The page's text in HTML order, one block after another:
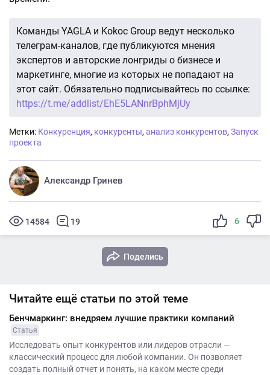
Команды YAGLA и Kokoc Group ведут несколько
телеграм-каналов, где публикуются мнения
экспертов и авторские лонгриды о бизнесе и
маркетинге, многие из которых не попадают на
этот сайт. Обязательно подписывайтесь по ссылке:
https://t.me/addlist/EhE5LANnrBphMjUy
Метки: Конкуренция, конкуренты, анализ конкурентов, Запуск
проекта
Александр Гринев
14584 19 6
Поделись
Читайте ещё статьи по этой теме
Бенчмаркинг: внедряем лучшие практики компаний
Статья
Исследовать опыт конкурентов или лидеров отрасли —
классический процесс для любой компании. Он позволяет
создать полный отчет и понять, на каком месте среди